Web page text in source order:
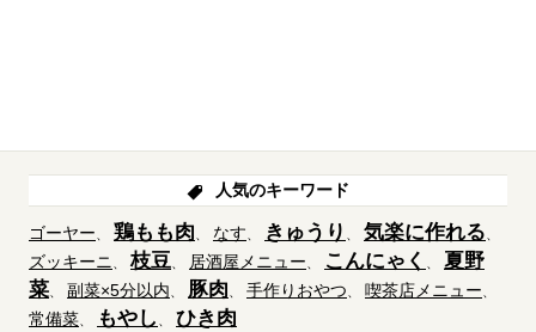
人気のキーワード
ゴーヤー 鶏もも肉 なす きゅうり 気楽に作れる
ズッキーニ 枝豆 居酒屋メニュー こんにゃく
夏野
菜
副菜×5分以内 豚肉 手作りおやつ
喫茶店メニュー
常備菜
もやし ひき肉